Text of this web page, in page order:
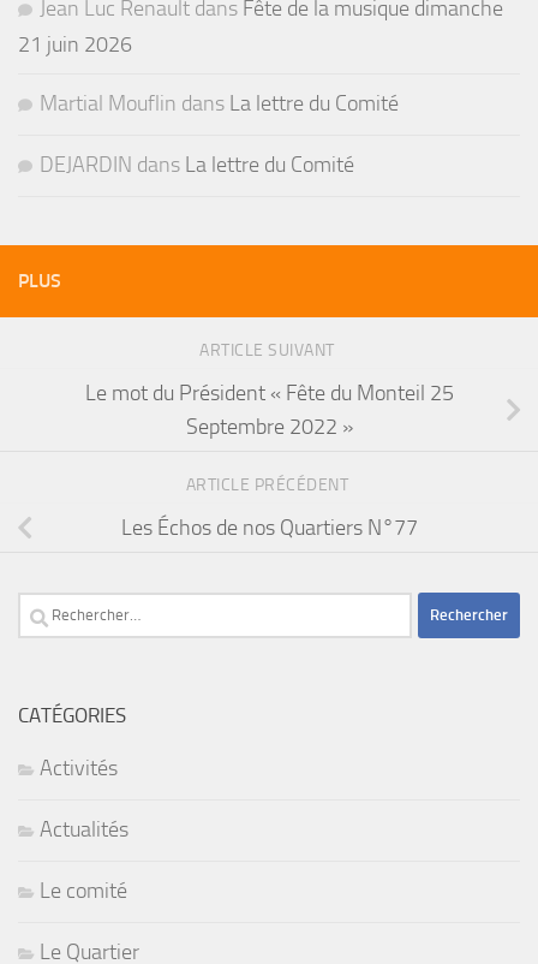
Jean Luc Renault dans Fête de la musique dimanche
21 juin 2026
Martial Mouflin dans La lettre du Comité
DEJARDIN dans La lettre du Comité
PLUS
ARTICLE SUIVANT
Le mot du Président « Fête du Monteil 25
Septembre 2022 »
ARTICLE PRÉCÉDENT
Les Échos de nos Quartiers N°77
Rechercher :
CATÉGORIES
Activités
Actualités
Le comité
Le Quartier